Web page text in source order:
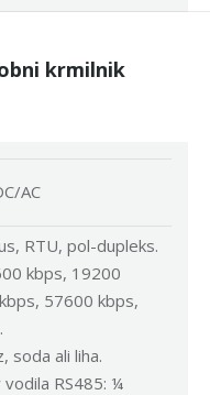
krmilnik
AC
RTU, pol-dupleks.
kbps, 19200
57600 kbps,
soda ali liha.
RS485: ¼